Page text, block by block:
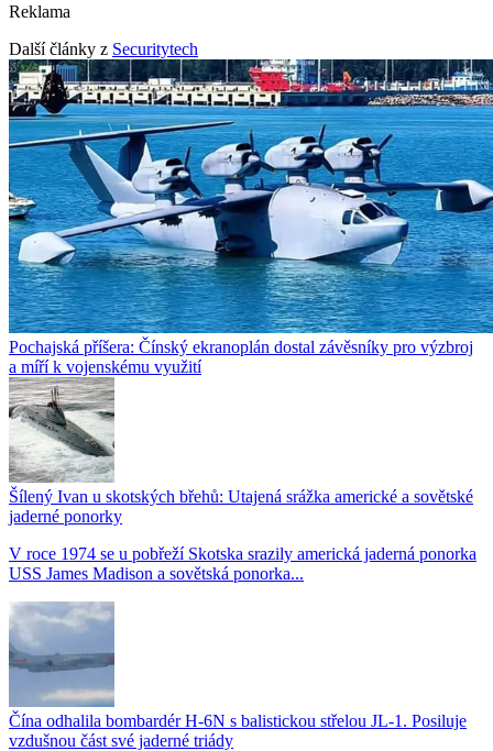
Reklama
Další články z Securitytech
Pochajská příšera: Čínský ekranoplán dostal závěsníky pro výzbroj
a míří k vojenskému využití
Šílený Ivan u skotských břehů: Utajená srážka americké a sovětské
jaderné ponorky
V roce 1974 se u pobřeží Skotska srazily americká jaderná ponorka
USS James Madison a sovětská ponorka...
Čína odhalila bombardér H-6N s balistickou střelou JL-1. Posiluje
vzdušnou část své jaderné triády